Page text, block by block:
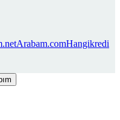
Arabam.comHangikredi